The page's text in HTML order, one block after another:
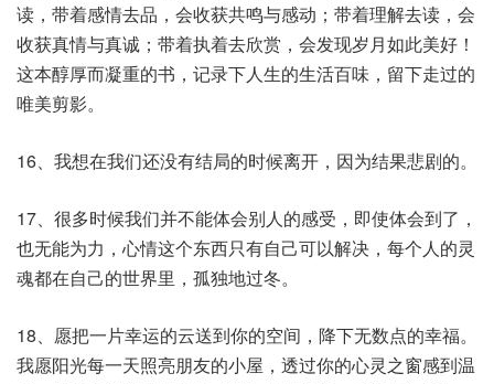
读，带着感情去品，会收获共鸣与感动；带着理解去读，会
收获真情与真诚；带着执着去欣赏，会发现岁月如此美好！
这本醇厚而凝重的书，记录下人生的生活百味，留下走过的
唯美剪影。
16、我想在我们还没有结局的时候离开，因为结果悲剧的。
17、很多时候我们并不能体会别人的感受，即使体会到了，
也无能为力，心情这个东西只有自己可以解决，每个人的灵
魂都在自己的世界里，孤独地过冬。
18、愿把一片幸运的云送到你的空间，降下无数点的幸福。
我愿阳光每一天照亮朋友的小屋，透过你的心灵之窗感到温